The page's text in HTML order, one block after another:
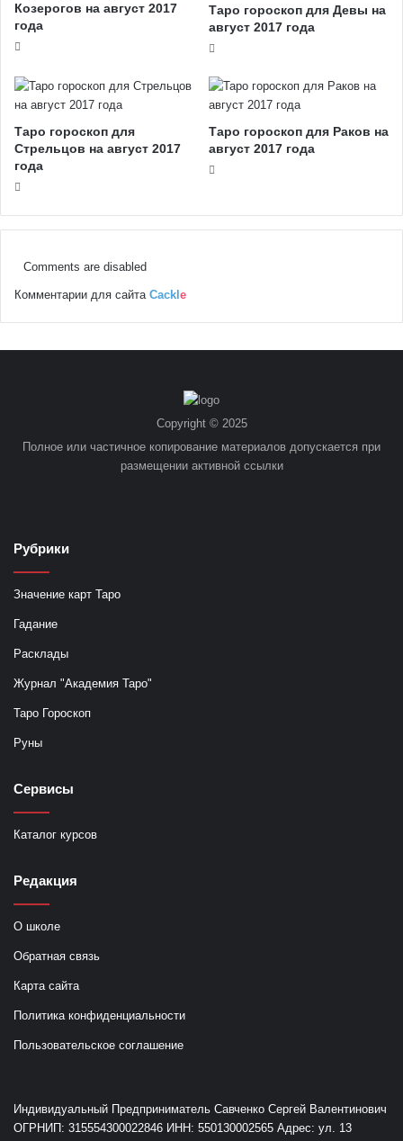
Козерогов на август 2017
года
Таро гороскоп для Девы на
август 2017 года
Таро гороскоп для
Стрельцов на август 2017
года
Таро гороскоп для Раков на
август 2017 года
Comments are disabled
Комментарии для сайта Cackl e
Copyright © 2025
Полное или частичное копирование материалов допускается при
размещении активной ссылки
Рубрики
Значение карт Таро
Гадание
Расклады
Журнал "Академия Таро"
Таро Гороскоп
Руны
Сервисы
Каталог курсов
Редакция
О школе
Обратная связь
Карта сайта
Политика конфиденциальности
Пользовательское соглашение
Индивидуальный Предприниматель Савченко Сергей Валентинович
ОГРНИП: 315554300022846 ИНН: 550130002565 Адрес: ул. 13